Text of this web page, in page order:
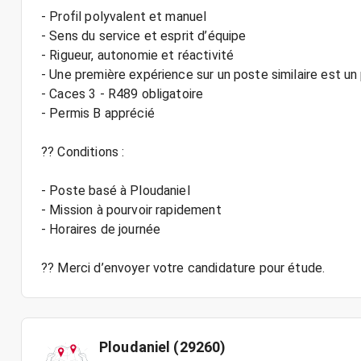
- Profil polyvalent et manuel
- Sens du service et esprit d’équipe
- Rigueur, autonomie et réactivité
- Une première expérience sur un poste similaire est un
- Caces 3 - R489 obligatoire
- Permis B apprécié
?? Conditions :
- Poste basé à Ploudaniel
- Mission à pourvoir rapidement
- Horaires de journée
Ploudaniel (29260)